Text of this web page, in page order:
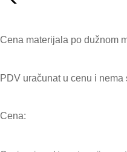
Cena materijala po dužnom
PDV uračunat u cenu i nema
Cena: